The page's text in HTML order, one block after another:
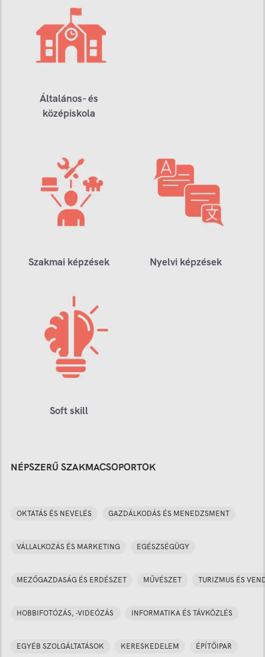
Általános- és
középiskola
Szakmai képzések Nyelvi képzések
Soft skill
NÉPSZERŰ SZAKMACSOPORTOK
OKTATÁS ÉS NEVELÉS GAZDÁLKODÁS ÉS MENEDZSMENT
VÁLLALKOZÁS ÉS MARKETING EGÉSZSÉGÜGY
MEZŐGAZDASÁG ÉS ERDÉSZET MŰVÉSZET TURIZMUS ÉS
HOBBIFOTÓZÁS, -VIDEÓZÁS INFORMATIKA ÉS TÁVKÖZLÉS
EGYÉB SZOLGÁLTATÁSOK KERESKEDELEM ÉPÍTŐIPAR